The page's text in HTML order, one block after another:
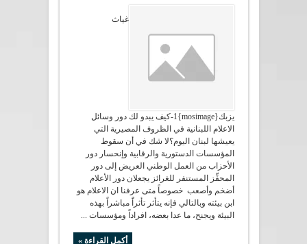
غياث
يزبك{mosimage}1-كيف يبدو لك دور وسائل
الاعلام اللبنانية في الظروف المصيرية التي
يعيشها لبنان اليوم؟لا شك في أن سقوط
المؤسسات الدستورية والرقابية وإنحسار دور
الأحزاب من العمل الوطني العريض إلى دور
المحفِّز المستنفر للغرائز يجعلان دور الأعلام
أضخم وأصعب خصوصاً متى عرفنا ان الاعلام هو
ابن بيئته وبالتالي فإنه يتأثر تأثراًَ مباشراً بهذه
البيئة ويجنح، ما عدا بعضه، افراداً ومؤسسات ...
أكمل القراءة »